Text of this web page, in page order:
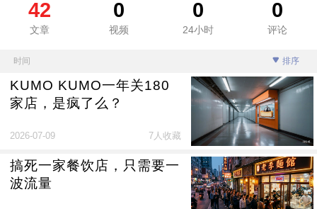
42
文章
0
视频
0
24小时
0
评论
时间 排序
KUMO KUMO一年关180
家店，是疯了么？
2026-07-09 7人收藏
搞死一家餐饮店，只需要一
波流量